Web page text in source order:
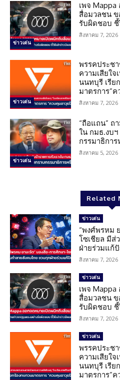
ข่าวเด่น
เพจ
สื่อมวลชน ข
รับผิดชอบ ชี้
สิงหาคม 7, 2026
ข่าวเด่น
พรรคประช
ความเสียใจ
นนทบุรี เรีย
มาตรการ”
สิงหาคม 7, 2026
ข่าวเด่น
“ถือแถน” ถ
ใน กมธ.งบ
กรรมาธิการ
สิงหาคม 5, 2026
Related
ข่าวเด่น
“พงศ์พรหม
โซเชียล มีส่
ฝ่ายร่วมแก้
สิงหาคม 7, 2026
ข่าวเด่น
เพจ
สื่อมวลชน ข
รับผิดชอบ ชี้
สิงหาคม 7, 2026
ข่าวเด่น
พรรคประช
ความเสียใจ
นนทบุรี เรีย
มาตรการ”